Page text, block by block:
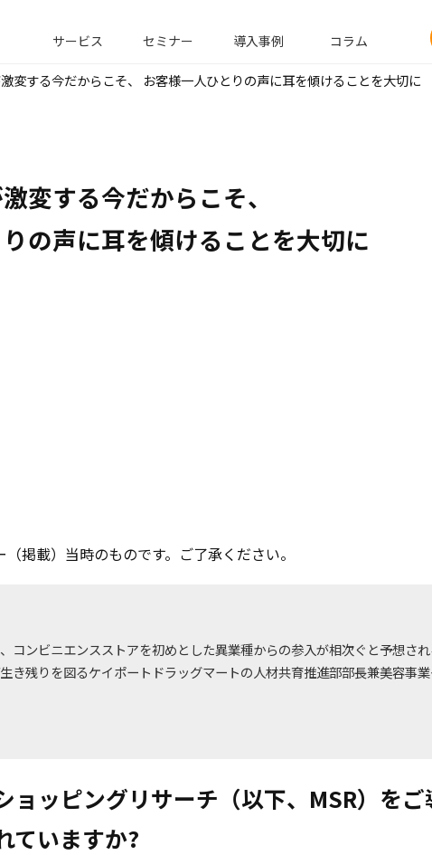
サービス セミナー 導入事例 コラム
変する今だからこそ、 お客様一人ひとりの声に耳を傾けることを大切に
変する今だからこそ、
の声に耳を傾けることを大切に
掲載）当時のものです。ご了承ください。
コンビニエンスストアを初めとした異業種からの参入が相次ぐと予想さ
き残りを図るケイポートドラッグマートの人材共育推進部部長兼美容事
ッピングリサーチ（以下、MSR）を
ていますか?